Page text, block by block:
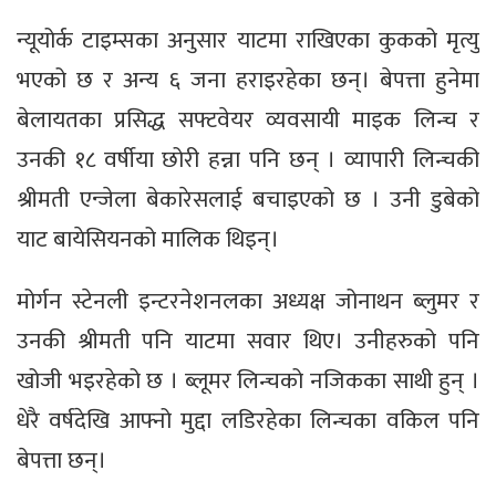
न्यूयोर्क टाइम्सका अनुसार याटमा राखिएका कुकको मृत्यु
भएको छ र अन्य ६ जना हराइरहेका छन्। बेपत्ता हुनेमा
बेलायतका प्रसिद्ध सफ्टवेयर व्यवसायी माइक लिन्च र
उनकी १८ वर्षीया छोरी हन्ना पनि छन् । व्यापारी लिन्चकी
श्रीमती एन्जेला बेकारेसलाई बचाइएको छ । उनी डुबेको
याट बायेसियनको मालिक थिइन्।
मोर्गन स्टेनली इन्टरनेशनलका अध्यक्ष जोनाथन ब्लुमर र
उनकी श्रीमती पनि याटमा सवार थिए। उनीहरुको पनि
खोजी भइरहेको छ । ब्लूमर लिन्चको नजिकका साथी हुन् ।
धेरै वर्षदेखि आफ्नो मुद्दा लडिरहेका लिन्चका वकिल पनि
बेपत्ता छन्।